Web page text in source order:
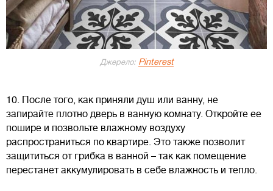
Джерело: Pinterest
10. После того, как приняли душ или ванну, не
запирайте плотно дверь в ванную комнату. Откройте ее
пошире и позвольте влажному воздуху
распространиться по квартире. Это также позволит
защититься от грибка в ванной – так как помещение
перестанет аккумулировать в себе влажность и тепло.